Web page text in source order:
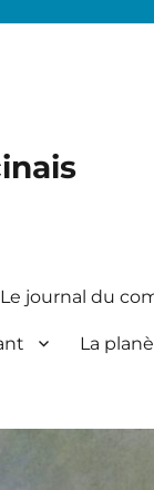
Le journal du
La